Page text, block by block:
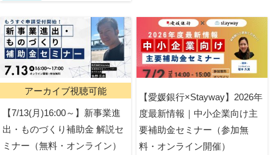
アーカイブ視聴可能
【7/13(月)16:00～】新事業進
出・ものづくり補助金 解説セ
ミナー（無料・オンライン）
【愛媛銀行×Stayway】2026年
度最新情報｜中小企業向け主
要補助金セミナー（参加無
料・オンライン開催）